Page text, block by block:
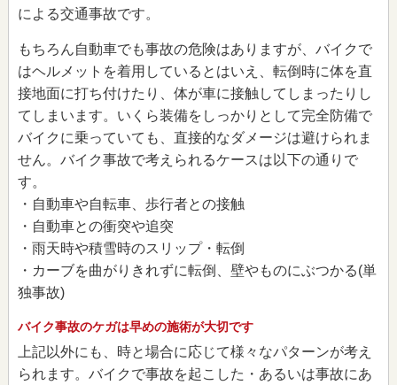
による交通事故です。
もちろん自動車でも事故の危険はありますが、バイクで
はヘルメットを着用しているとはいえ、転倒時に体を直
接地面に打ち付けたり、体が車に接触してしまったりし
てしまいます。いくら装備をしっかりとして完全防備で
バイクに乗っていても、直接的なダメージは避けられま
せん。バイク事故で考えられるケースは以下の通りで
す。
・自動車や自転車、歩行者との接触
・自動車との衝突や追突
・雨天時や積雪時のスリップ・転倒
・カーブを曲がりきれずに転倒、壁やものにぶつかる(単
独事故)
バイク事故のケガは早めの施術が大切です
上記以外にも、時と場合に応じて様々なパターンが考え
られます。バイクで事故を起こした・あるいは事故にあ